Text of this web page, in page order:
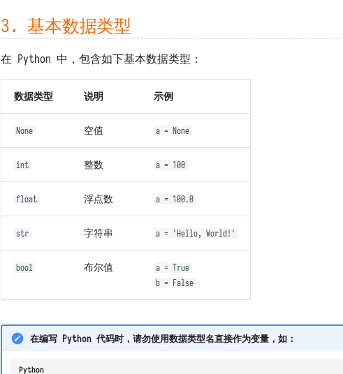
3. 基本数据类型
在 Python 中，包含如下基本数据类型：
数据类型 说明 示例
None 空值 a = None
int 整数 a = 100
float 浮点数 a = 100.0
str 字符串 a = 'Hello, World!'
bool 布尔值
a = True
b = False
在编写 Python 代码时，请勿使用数据类型名直接作为变量，如：
Python